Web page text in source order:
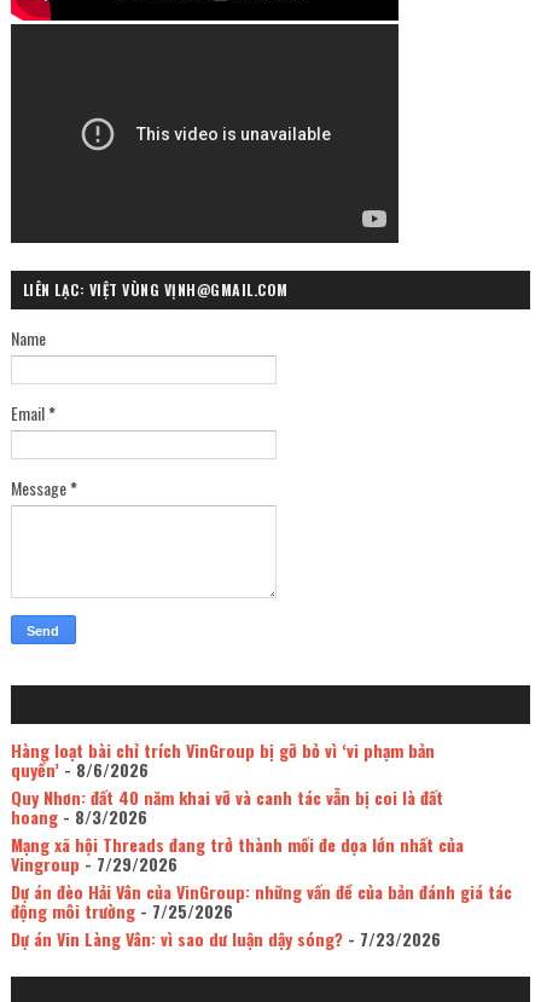
LIÊN LẠC: VIỆT VÙNG VỊNH@GMAIL.COM
Name
Email*
Message*
Hàng loạt bài chỉ trích VinGroup bị gỡ bỏ vì ‘vi phạm bản
quyền’- 8/6/2026
Quy Nhơn: đất 40 năm khai vỡ và canh tác vẫn bị coi là đất
hoang- 8/3/2026
Mạng xã hội Threads đang trở thành mối đe dọa lớn nhất của
Vingroup - 7/29/2026
Dự án đèo Hải Vân của VinGroup: những vấn đề của bản đánh giá tác
động môi trường- 7/25/2026
Dự án Vin Làng Vân: vì sao dư luận dậy sóng?- 7/23/2026